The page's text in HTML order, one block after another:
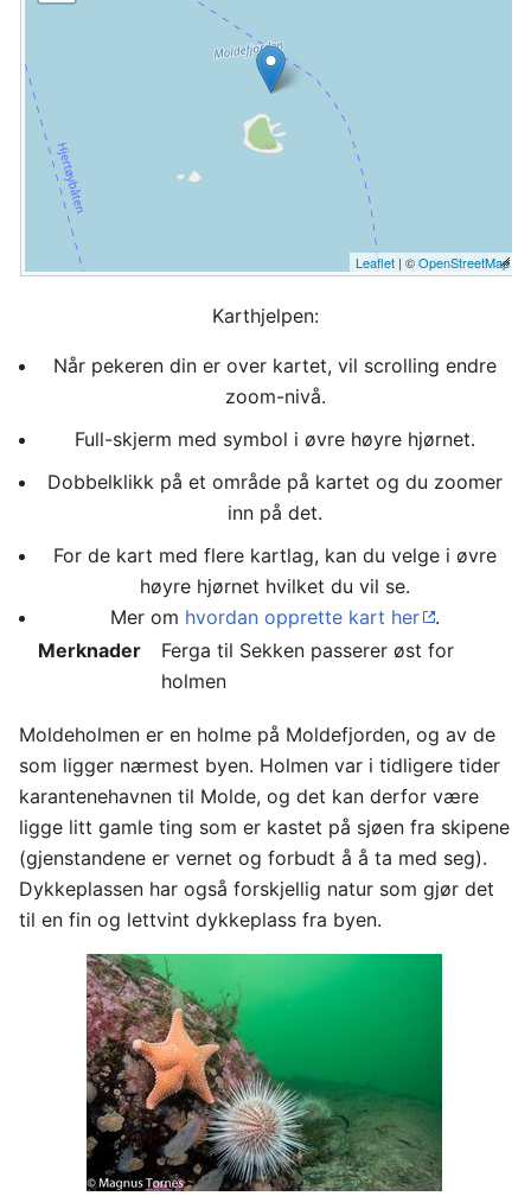
Leaflet | ©OpenStreetMap
Karthjelpen:
Når pekeren din er over kartet, vil scrolling endre
zoom-nivå.
Full-skjerm med symbol i øvre høyre hjørnet.
Dobbelklikk på et område på kartet og du zoomer
inn på det.
For de kart med flere kartlag, kan du velge i øvre
høyre hjørnet hvilket du vil se.
Mer om hvordan opprette kart her
.
Merknader
Ferga til Sekken passerer øst for
holmen
Moldeholmen er en holme på Moldefjorden, og av de
som ligger nærmest byen. Holmen var i tidligere tider
karantenehavnen til Molde, og det kan derfor være
ligge litt gamle ting som er kastet på sjøen fra skipene
(gjenstandene er vernet og forbudt å å ta med seg).
Dykkeplassen har også forskjellig natur som gjør det
til en fin og lettvint dykkeplass fra byen.